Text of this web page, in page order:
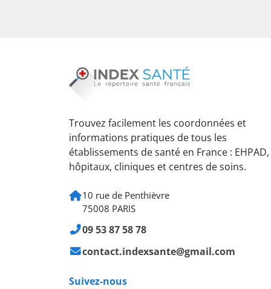
Trouvez facilement les coordonnées et
informations pratiques de tous les
établissements de santé en France : EHPAD,
hôpitaux, cliniques et centres de soins.
10 rue de Penthièvre
75008 PARIS
09 53 87 58 78
contact.indexsante@gmail.com
Suivez-nous